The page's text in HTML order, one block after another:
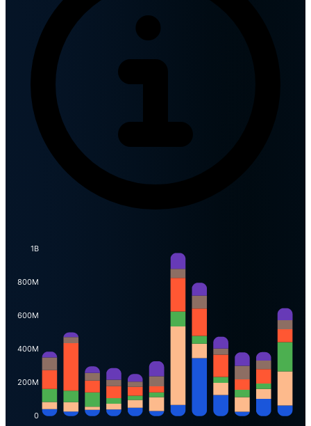
1B
800M
600M
400M
200M
0